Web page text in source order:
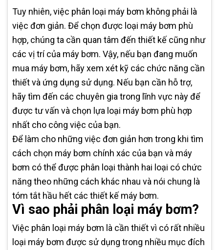
Tuy nhiên, việc phân loại máy bơm không phải là
việc đơn giản. Để chọn được loại máy bơm phù
hợp, chúng ta cần quan tâm đến thiết kế cũng như
các vị trí của máy bơm. Vậy, nếu bạn đang muốn
mua máy bơm, hãy xem xét kỹ các chức năng cần
thiết và ứng dụng sử dụng. Nếu bạn cần hỗ trợ,
hãy tìm đến các chuyên gia trong lĩnh vực này để
được tư vấn và chọn lựa loại máy bơm phù hợp
nhất cho công việc của bạn.
Để làm cho những việc đơn giản hơn trong khi tìm
cách chọn máy bơm chính xác của bạn và máy
bơm có thể được phân loại thành hai loại có chức
năng theo những cách khác nhau và nói chung là
tóm tắt hầu hết các thiết kế máy bơm.
Vì sao phải phân loại máy bơm?
Việc phân loại máy bơm là cần thiết vì có rất nhiều
loại máy bơm được sử dụng trong nhiều mục đích